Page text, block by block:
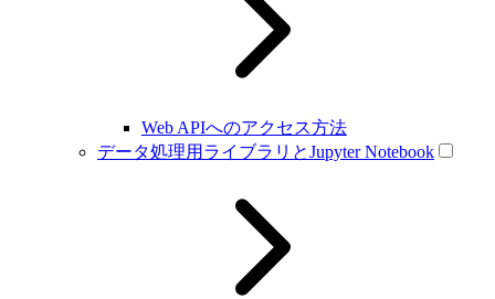
Web APIへのアクセス方法
データ処理用ライブラリとJupyter Notebook